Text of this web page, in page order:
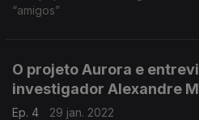
“amigos”
O projeto Aurora e
investigador Alexandre
Ep. 4
29 jan. 2022